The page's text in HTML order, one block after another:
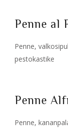
Penne al
Penne,
pestokastike
Penne
Penne,